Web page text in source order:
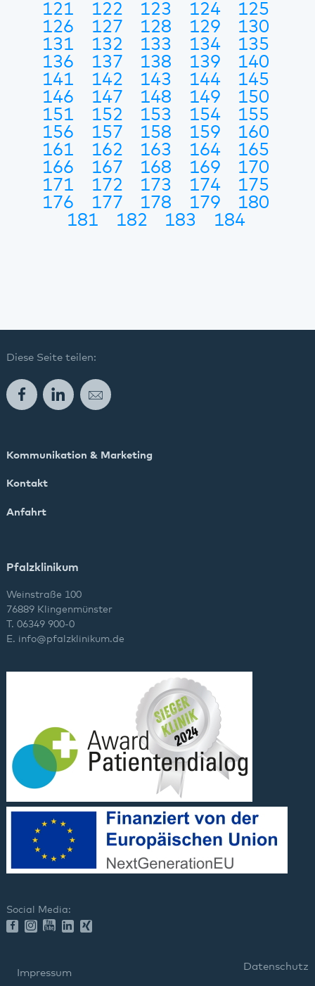
121
122 123 124
125
126
127 128 129
130
131
132 133 134
135
136
137 138 139
140
141
142 143 144
145
146
147 148 149
150
151
152 153 154
155
156
157 158 159
160
161
162 163 164
165
166
167 168 169
170
171
172 173 174
175
176
177 178 179
180
181
182 183 184
Diese Seite teilen:
FacebookLinkedInE-Mail
Kommunikation & Marketing
Kontakt
Anfahrt
Pfalzklinikum
Weinstraße 100
76889 Klingenmünster
T. 06349 900-0
E. info@pfalzklinikum.de
Social Media:
Impressum
Datenschutz